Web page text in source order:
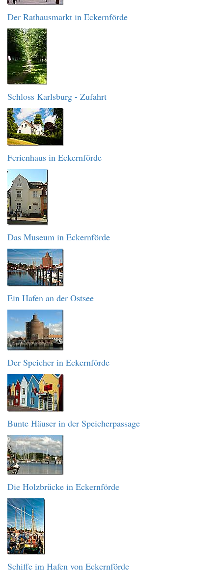
Der Rathausmarkt in Eckernförde
Schloss Karlsburg - Zufahrt
Ferienhaus in Eckernförde
Das Museum in Eckernförde
Ein Hafen an der Ostsee
Der Speicher in Eckernförde
Bunte Häuser in der Speicherpassage
Die Holzbrücke in Eckernförde
Schiffe im Hafen von Eckernförde